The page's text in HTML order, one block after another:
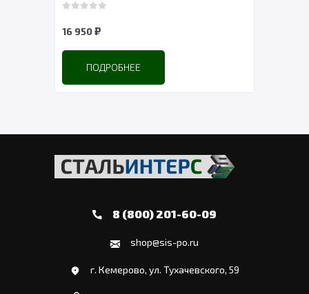
16 950₽
ПОДРОБНЕЕ
8 (800) 201-60-09
shop@sis-po.ru
г. Кемерово, ул. Тухачевского, 59